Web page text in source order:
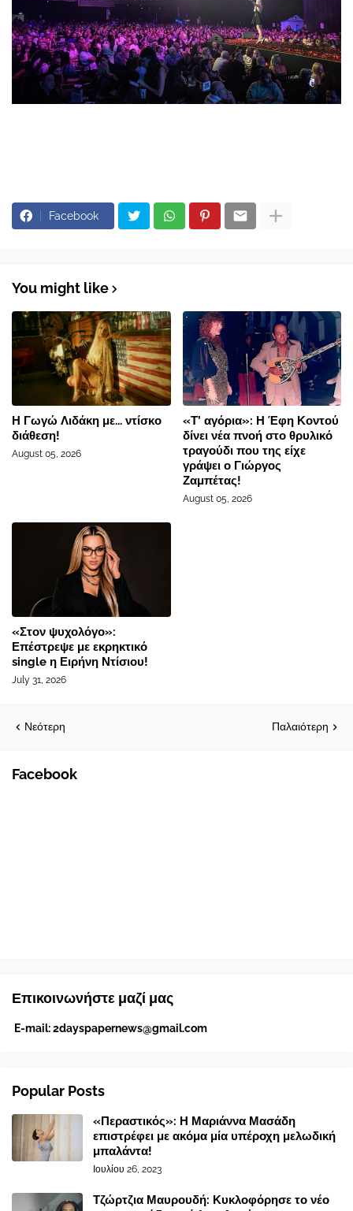
Facebook
You might like
Η Γωγώ Λιδάκη με... ντίσκο
διάθεση!
August 05, 2026
«Τ’ αγόρια»: Η Έφη Κοντού
δίνει νέα πνοή στο θρυλικό
τραγούδι που της είχε
γράψει ο Γιώργος
Ζαμπέτας!
August 05, 2026
«Στον ψυχολόγο»:
Επέστρεψε με εκρηκτικό
single η Ειρήνη Ντίσιου!
July 31, 2026
Νεότερη Παλαιότερη
Facebook
Επικοινωνήστε μαζί μας
E-mail:2dayspapernews@gmail.com
Popular Posts
«Περαστικός»: Η Μαριάννα Μασάδη
επιστρέφει με ακόμα μία υπέροχη μελωδική
μπαλάντα!
Ιουλίου 26, 2023
Τζώρτζια Μαυρουδή: Κυκλοφόρησε το νέο